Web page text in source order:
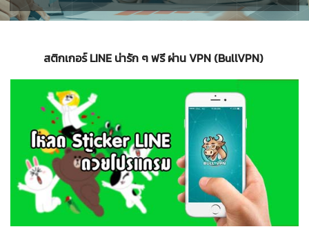
สติกเกอร์ LINE น่ารัก ๆ ฟรี ผ่าน VPN (BullVPN)